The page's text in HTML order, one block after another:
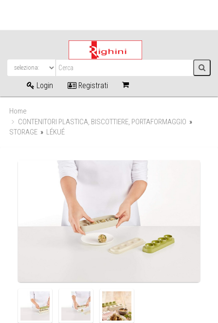
Login Registrati
Home
CONTENITORI PLASTICA, BISCOTTIERE, PORTAFORMAGGIO »
STORAGE » LÉKUÉ